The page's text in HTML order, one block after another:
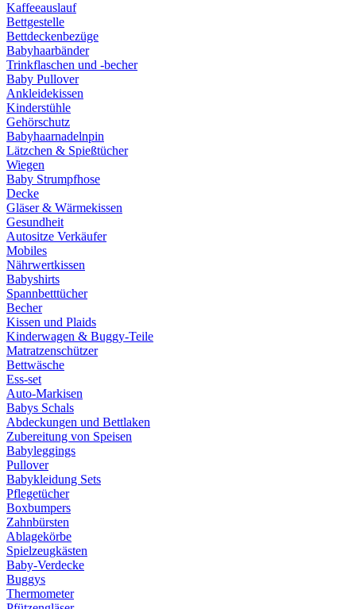
Kaffeeauslauf
Bettgestelle
Bettdeckenbezüge
Babyhaarbänder
Trinkflaschen und -becher
Baby Pullover
Ankleidekissen
Kinderstühle
Gehörschutz
Babyhaarnadelnpin
Lätzchen & Spießtücher
Wiegen
Baby Strumpfhose
Decke
Gläser & Wärmekissen
Gesundheit
Autositze Verkäufer
Mobiles
Nährwertkissen
Babyshirts
Spannbetttücher
Becher
Kissen und Plaids
Kinderwagen & Buggy-Teile
Matratzenschützer
Bettwäsche
Ess-set
Auto-Markisen
Babys Schals
Abdeckungen und Bettlaken
Zubereitung von Speisen
Babyleggings
Pullover
Babykleidung Sets
Pflegetücher
Boxbumpers
Zahnbürsten
Ablagekörbe
Spielzeugkästen
Baby-Verdecke
Buggys
Thermometer